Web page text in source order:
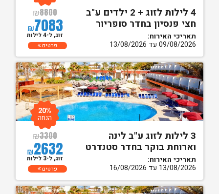
4 לילות לזוג + 2 ילדים ע"ב
חצי פנסיון בחדר סופריור
תאריכי האירוח:
09/08/2026 עד 13/08/2026
₪8800
₪7083
זוג, ל-4 לילות
פרטים
3 לילות לזוג ע"ב לינה
וארוחת בוקר בחדר סטנדרט
תאריכי האירוח:
13/08/2026 עד 16/08/2026
₪3300
₪2632
20%
הנחה
זוג, ל-3 לילות
פרטים